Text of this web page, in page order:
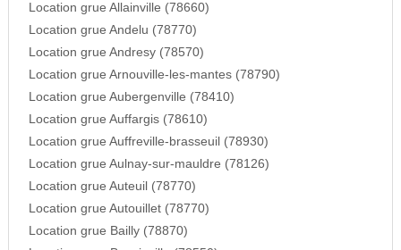
Location grue Allainville (78660)
Location grue Andelu (78770)
Location grue Andresy (78570)
Location grue Arnouville-les-mantes (78790)
Location grue Aubergenville (78410)
Location grue Auffargis (78610)
Location grue Auffreville-brasseuil (78930)
Location grue Aulnay-sur-mauldre (78126)
Location grue Auteuil (78770)
Location grue Autouillet (78770)
Location grue Bailly (78870)